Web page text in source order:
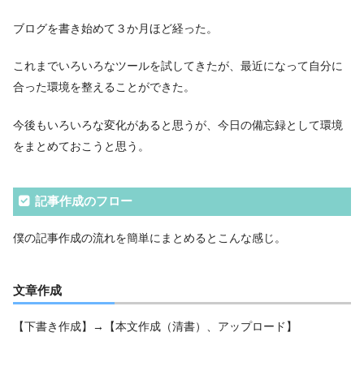
ブログを書き始めて３か月ほど経った。
これまでいろいろなツールを試してきたが、最近になって自分に
合った環境を整えることができた。
今後もいろいろな変化があると思うが、今日の備忘録として環境
をまとめておこうと思う。
記事作成のフロー
僕の記事作成の流れを簡単にまとめるとこんな感じ。
文章作成
【下書き作成】→【本文作成（清書）、アップロード】